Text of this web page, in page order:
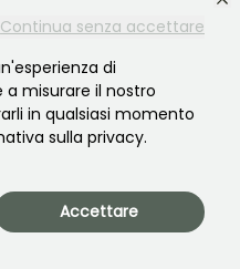
Continua senza accettare
di
a misurare il nostro
in qualsiasi momento
sulla privacy.
Accettare
amanti delle piante!